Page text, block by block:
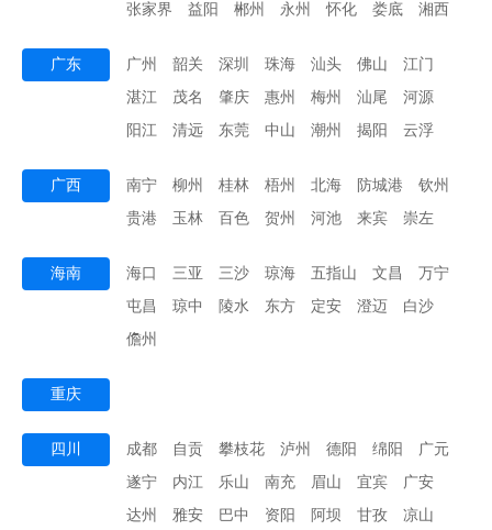
张家界
益阳 郴州 永州 怀化 娄底 湘西
广东 广州 韶关 深圳 珠海 汕头 佛山
江门
湛江
茂名 肇庆 惠州 梅州 汕尾
河源
阳江
清远 东莞 中山 潮州 揭阳 云浮
广西 南宁 柳州 桂林 梧州 北海 防城港
钦州
贵港
玉林 百色 贺州 河池 来宾 崇左
海南 海口 三亚 三沙 琼海 五指山 文昌
万宁
屯昌
琼中 陵水 东方 定安 澄迈
白沙
儋州
重庆
四川 成都 自贡 攀枝花 泸州 德阳 绵阳
广元
遂宁
内江 乐山 南充 眉山 宜宾
广安
达州
雅安 巴中 资阳 阿坝 甘孜 凉山